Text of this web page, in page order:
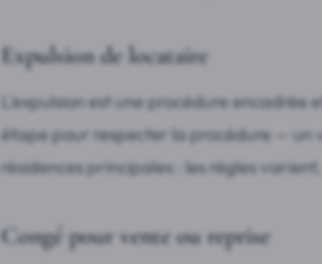
Expulsion de locataire
L'expulsion est une procédure
étape pour respecter la procédure — un
résidences principales : les règles
Congé pour vente ou reprise